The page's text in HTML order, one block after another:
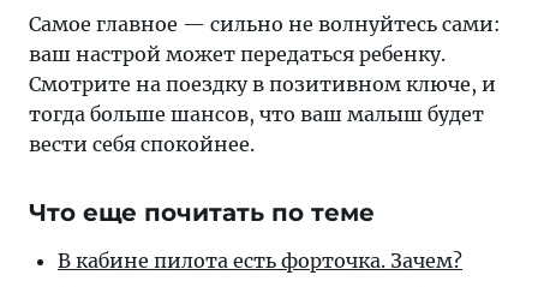
Самое главное — сильно не волнуйтесь сами:
ваш настрой может передаться ребенку.
Смотрите на поездку в позитивном ключе, и
тогда больше шансов, что ваш малыш будет
вести себя спокойнее.
Что еще почитать по теме
В кабине пи­ло­та есть фор­точка. Зачем?